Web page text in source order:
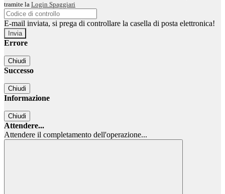
tramite la Login Spaggiari
E-mail inviata, si prega di controllare la casella di posta elettronica!
Errore
Chiudi
Successo
Chiudi
Informazione
Chiudi
Attendere...
Attendere il completamento dell'operazione...